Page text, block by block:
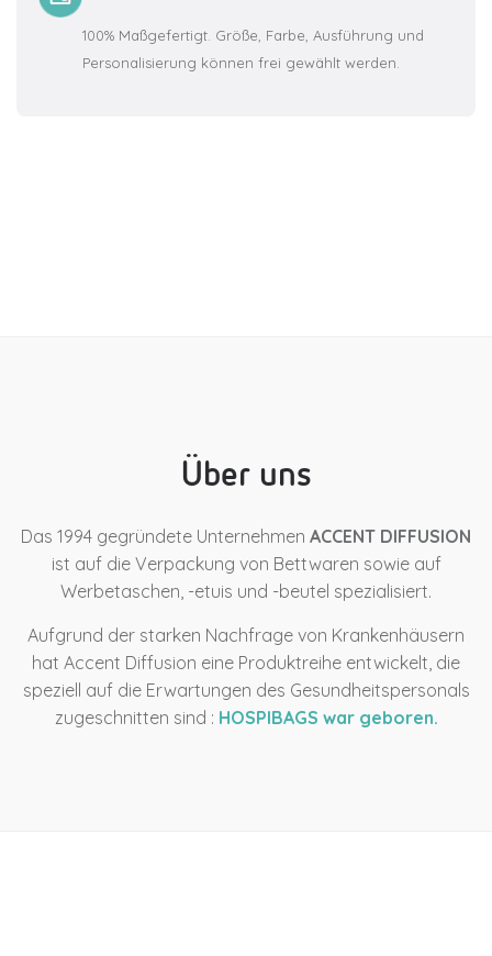
100% Maßgefertigt. Größe, Farbe, Ausführung und
Personalisierung können frei gewählt werden.
Über uns
Das 1994 gegründete Unternehmen ACCENT DIFFUSION
ist auf die Verpackung von Bettwaren sowie auf
Werbetaschen, -etuis und -beutel spezialisiert.
Aufgrund der starken Nachfrage von Krankenhäusern
hat Accent Diffusion eine Produktreihe entwickelt, die
speziell auf die Erwartungen des Gesundheitspersonals
zugeschnitten sind : HOSPIBAGS war geboren.